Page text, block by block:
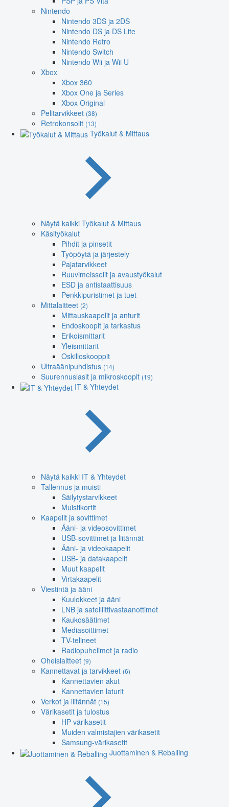
Nintendo
Nintendo 3DS ja 2DS
Nintendo DS ja DS Lite
Nintendo Retro
Nintendo Switch
Nintendo Wii ja Wii U
Xbox
Xbox 360
Xbox One ja Series
Xbox Original
Pelitarvikkeet (38)
Retrokonsolit (13)
Työkalut & Mittaus
Näytä kaikki Työkalut & Mittaus
Käsityökalut
Pihdit ja pinsetit
Työpöytä ja järjestely
Pajatarvikkeet
Ruuvimeisselit ja avaustyökalut
ESD ja antistaattisuus
Penkkipuristimet ja tuet
Mittalaitteet (2)
Mittauskaapelit ja anturit
Endoskoopit ja tarkastus
Erikoismittarit
Yleismittarit
Oskilloskooppit
Ultraäänipuhdistus (14)
Suurennuslasit ja mikroskoopit (19)
IT & Yhteydet
Näytä kaikki IT & Yhteydet
Tallennus ja muisti
Säilytystarvikkeet
Muistikortit
Kaapelit ja sovittimet
Ääni- ja videosovittimet
USB-sovittimet ja liitännät
Ääni- ja videokaapelit
USB- ja datakaapelit
Muut kaapelit
Virtakaapelit
Viestintä ja ääni
Kuulokkeet ja ääni
LNB ja satelliittivastaanottimet
Kaukosäätimet
Mediasoittimet
TV-telineet
Radiopuhelimet ja radio
Oheislaitteet (9)
Kannettavat ja tarvikkeet (6)
Kannettavien akut
Kannettavien laturit
Verkot ja liitännät (15)
Värikasetit ja tulostus
HP-värikasetit
Muiden valmistajien värikasetit
Samsung-värikasetit
Juottaminen & Reballing